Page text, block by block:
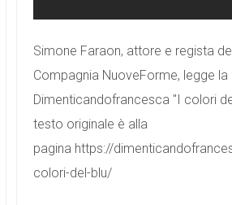
Simone Faraon, attore e regista
Compagnia NuoveForme, legge la
Dimenticandofrancesca "I colori del
testo originale è alla
pagina https://
colori-del-blu/